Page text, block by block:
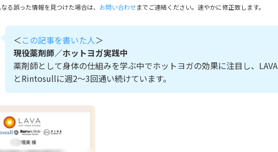
る誤った情報を見つけた場合は、 お問い合わせまでご連絡ください。速やかに修正致します。
＜ この記事を書いた人＞
現役薬剤師／ホットヨガ実践中
薬剤師として身体の仕組みを学ぶ中でホットヨガの効果に注目し、LAVA
とRintosullに週2〜3回通い続けています。